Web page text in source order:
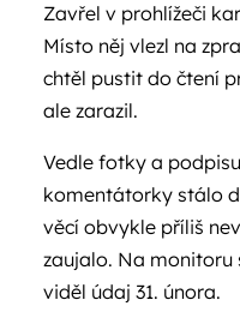
Zavřel v prohlížeči
Místo něj vlezl na
chtěl pustit do čtení
ale zarazil.
Vedle fotky a
komentátorky stálo
věcí obvykle příliš
zaujalo. Na monitoru
viděl údaj 31. února.